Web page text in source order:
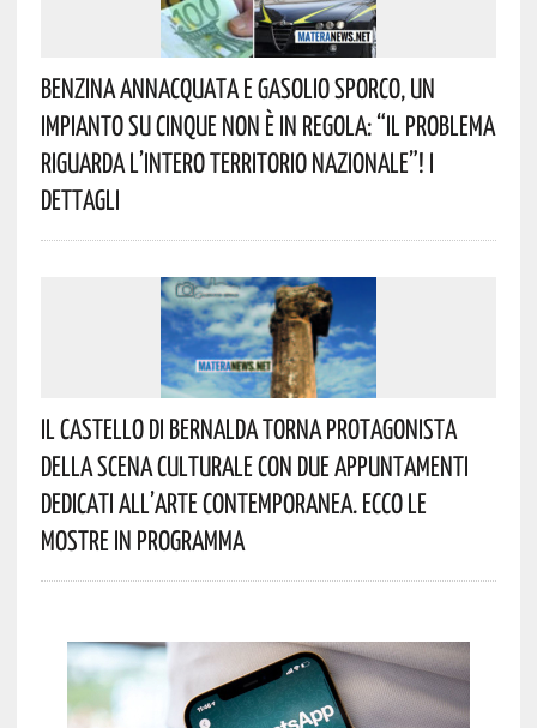
Benzina Annacquata E Gasolio Sporco, Un
Impianto Su Cinque Non È In Regola: “il Problema
Riguarda L’intero Territorio Nazionale”! I
Dettagli
Il Castello Di Bernalda Torna Protagonista
Della Scena Culturale Con Due Appuntamenti
Dedicati All’arte Contemporanea. Ecco Le
Mostre In Programma